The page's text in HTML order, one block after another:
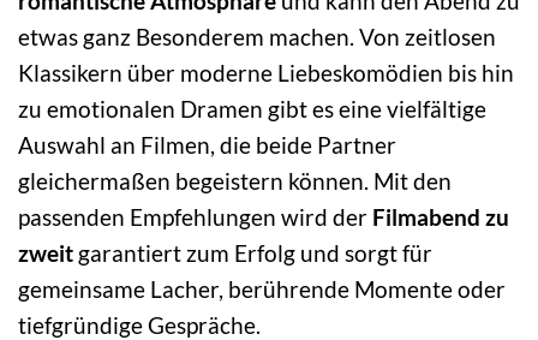
etwas ganz Besonderem machen. Von zeitlosen
Klassikern über moderne Liebeskomödien bis hin
zu emotionalen Dramen gibt es eine vielfältige
Auswahl an Filmen, die beide Partner
gleichermaßen begeistern können. Mit den
passenden Empfehlungen wird der Filmabend zu
zweit garantiert zum Erfolg und sorgt für
gemeinsame Lacher, berührende Momente oder
tiefgründige Gespräche.